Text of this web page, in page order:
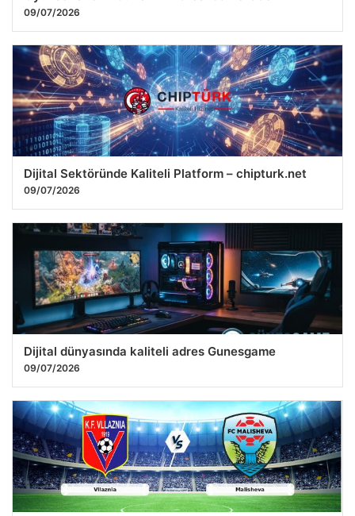
09/07/2026
Dijital Sektöründe Kaliteli Platform – chipturk.net
09/07/2026
Dijital dünyasında kaliteli adres Gunesgame
09/07/2026